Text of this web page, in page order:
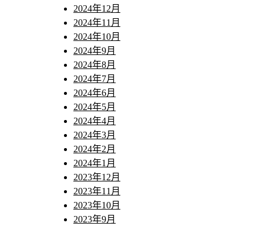
2024年12月
2024年11月
2024年10月
2024年9月
2024年8月
2024年7月
2024年6月
2024年5月
2024年4月
2024年3月
2024年2月
2024年1月
2023年12月
2023年11月
2023年10月
2023年9月